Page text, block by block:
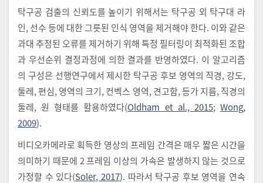
탁구공 검출의 신뢰도를 높이기 위해서는 탁구공 외 탁구대 라
인, 선수 등에 대한 그릇된 인식 영역을 제거해야 한다. 이와 같은
과대 추정된 오류를 제거하기 위해 특정 필터링이 최적화된 조합
과 우선순위 결정과정에 의한 결과를 반영하였다. 이 알고리즘
의 구성은 선행연구에서 제시한 탁구공 후보 영역의 직경, 강도,
둘레, 편심, 영역의 크기, 컨벡스 영역, 견고함, 등가 지름, 직경의
둘레, 원 형태를 활용하였다(Oldham et al., 2015;Wong,
2009).
비디오카메라로 획득한 영상의 프레임 간격은 매우 짧은 시간을
의미하기 때문에 2 프레임 이상의 가속은 발생하지 않는 것으로
가정할 수 있다(Soler, 2017). 따라서 탁구공 후보 영역을 연속